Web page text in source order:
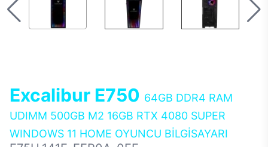
Excalibur E750 64GB DDR4 RAM
UDIMM 500GB M2 16GB RTX 4080 SUPER
WINDOWS 11 HOME OYUNCU BİLGİSAYARI